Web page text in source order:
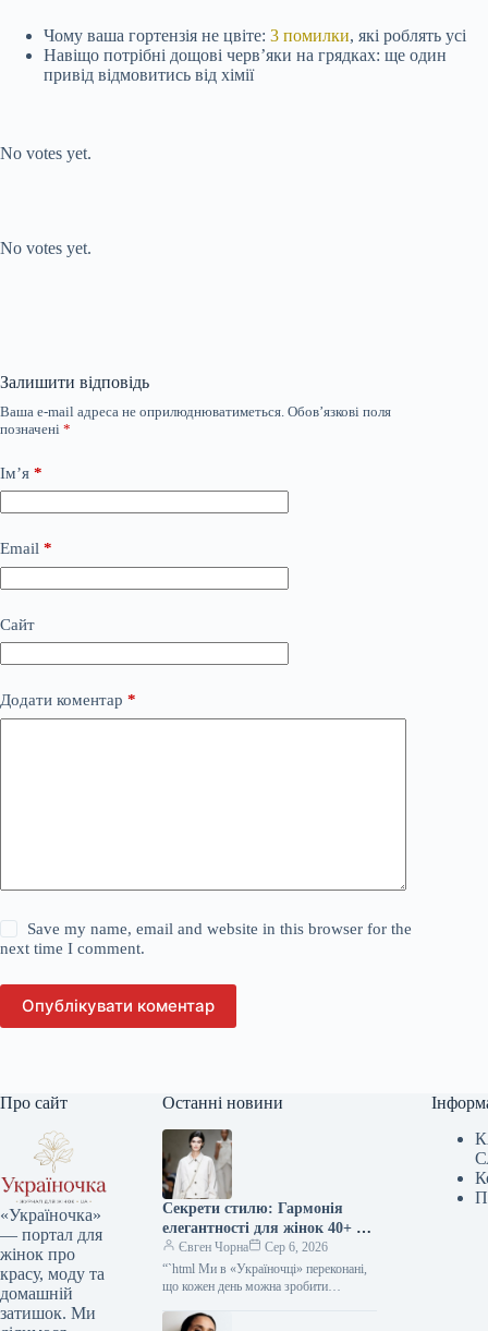
Чому ваша гортензія не цвіте: 3 помилки, які роблять усі
Навіщо потрібні дощові черв’яки на грядках: ще один
привід відмовитись від хімії
No votes yet.
No votes yet.
Залишити відповідь
Ваша e-mail адреса не оприлюднюватиметься. Обов’язкові поля
позначені *
Ім’я *
Email *
Сайт
Додати коментар *
Save my name, email and website in this browser for the
next time I comment.
Опублікувати коментар
Про сайт
«Україночка»
— портал для
жінок про
красу, моду та
домашній
затишок. Ми
Останні новини
Секрети стилю: Гармонія
елегантності для жінок 40+ від
топ-стилістки
Євген Чорна
Сер 6, 2026
“`html Ми в «Україночці» переконані,
що кожен день можна зробити
трішки натхнення. Сьогодні ми